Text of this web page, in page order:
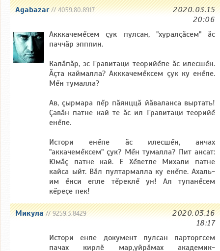
Agabazar// 4059.80.8917
2020.03.15
20:06
Акккачемĕсем çук пулсан, "хуралçăсем" ăс
паччăр эпппин.
Калăпăр, эс Гравитаци теорийĕпе ăс илесшĕн.
Ăçта каймалла? Акккачемĕксем çук ку енĕпе.
Мĕн тумалла?
Ав, çырмара пĕр пăянццă йăваланса выртать!
Çавăн патне кай те ăс ил Гравитаци теорийĕ
енĕпе.
Истори енĕпе ăс илесшĕн, анчах
"аккачемĕксем" çук? Мĕн тумалла? Пит ансат:
Юмăç патне кай. Е Хĕветле Михали патне
кайса ыйт. Вăл пултармалла ку енĕпе. Ахаль-
им ĕнси епле тĕреклĕ ун! Ал тупанĕсем
кĕреçе пек!
Микула// 9259.3.8429
2020.03.16
18:17
Истори енпе документ пулсан парторгсем
пачах кирлӗ мар,уйрӑмах академик-